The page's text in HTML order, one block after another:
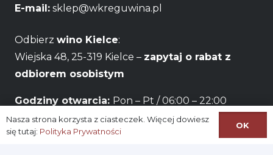
E-mail: sklep@wkreguwina.pl
Odbierz wino Kielce:
Wiejska 48, 25-319 Kielce – zapytaj o rabat z
odbiorem osobistym
Godziny otwarcia: Pon – Pt / 06:00 – 22:00
Na skróty:
Nasza strona korzysta z ciasteczek. Więcej dowiesz
się tutaj: Polityka Prywatności
OK